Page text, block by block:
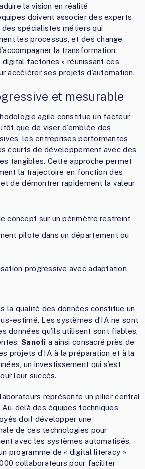
la vision en réalité
doivent associer des experts
spécialistes métiers qui
les processus, et des change
la transformation.
digital factories » réunissant ces
accélérer ses projets d’automation.
et mesurable
agile constitue un facteur
que de viser d’emblée des
les entreprises performantes
courts de développement avec des
tangibles. Cette approche permet
la trajectoire en fonction des
de démontrer rapidement la valeur
concept sur un périmètre restreint
pilote dans un département ou
progressive avec adaptation
la qualité des données constitue un
estimé. Les systèmes d’IA ne sont
données qu’ils utilisent sont fiables,
Sanofi a ainsi consacré près de
projets d’IA à la préparation et à la
un investissement qui s’est
leur succès.
représente un pilier central
delà des équipes techniques,
doit développer une
de ces technologies pour
avec les systèmes automatisés.
programme de « digital literacy »
collaborateurs pour faciliter